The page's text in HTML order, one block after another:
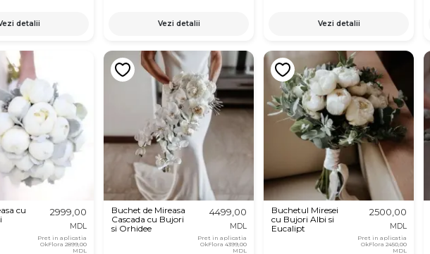
detalii Vezi detalii Vezi detalii
cu
2999,00
MDL
Pret in aplicatia
OkFlora 2899,00
MDL
Buchet de Mireasa
Cascada cu Bujori
si Orhidee
4499,00
MDL
Pret in aplicatia
OkFlora 4399,00
MDL
Buchetul Miresei
cu Bujori Albi si
Eucalipt
2500,00
MDL
Pret in aplicatia
OkFlora 2450,00
MDL